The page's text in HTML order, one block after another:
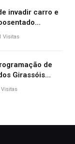
invadir carro e
trânsito
Visitas
de
Girassóis
Palmas
Visitas